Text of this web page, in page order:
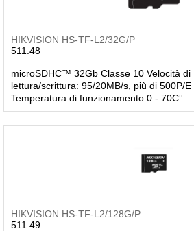
HIKVISION HS-TF-L2/32G/P
511.48
microSDHC™ 32Gb Classe 10 Velocità di
lettura/scrittura: 95/20MB/s, più di 500P/E
Temperatura di funzionamento 0 - 70C°...
HIKVISION HS-TF-L2/128G/P
511.49